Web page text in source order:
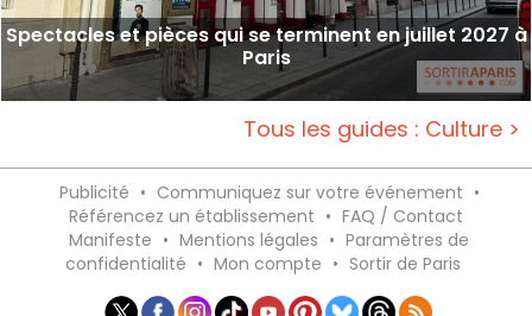
Spectacles et pièces qui se terminent en juillet 2027 à
Paris
Tous les guides : Culture >
Publicité • Communiquez sur votre événement •
Référencez un établissement • FAQ / Contact
Manifeste • Mentions légales • Paramètres de
confidentialité • Mon compte • Sortir de Paris